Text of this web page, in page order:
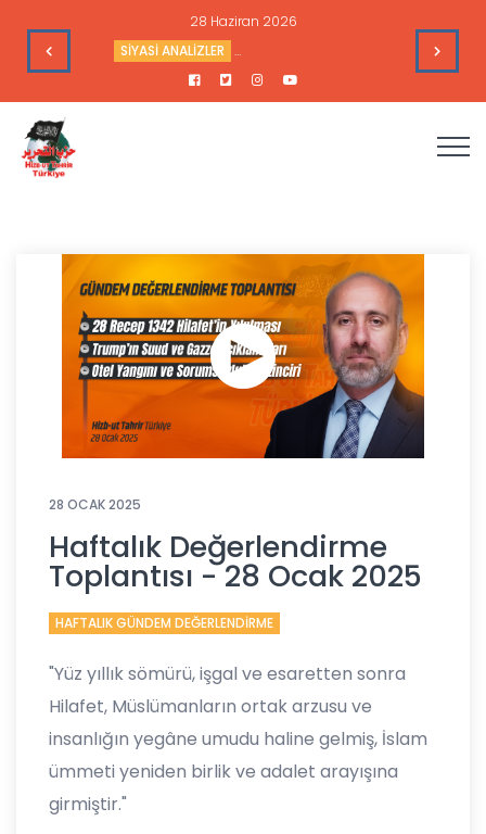
28 Haziran 2026
Çıkarlarına Hizmet Ediyor
SİYASİ ANALİZLER Sudan’daki Durum ve Amerika’nın
28 OCAK 2025
Haftalık Değerlendirme
Toplantısı - 28 Ocak 2025
HAFTALIK GÜNDEM DEĞERLENDİRME
"Yüz yıllık sömürü, işgal ve esaretten sonra
Hilafet, Müslümanların ortak arzusu ve
insanlığın yegâne umudu haline gelmiş, İslam
ümmeti yeniden birlik ve adalet arayışına
girmiştir."